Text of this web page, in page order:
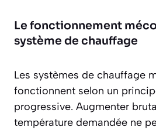
Le fonctionnement
système de chauffage
Les systèmes de chauffage
fonctionnent selon un
progressive. Augmenter
température demandée ne